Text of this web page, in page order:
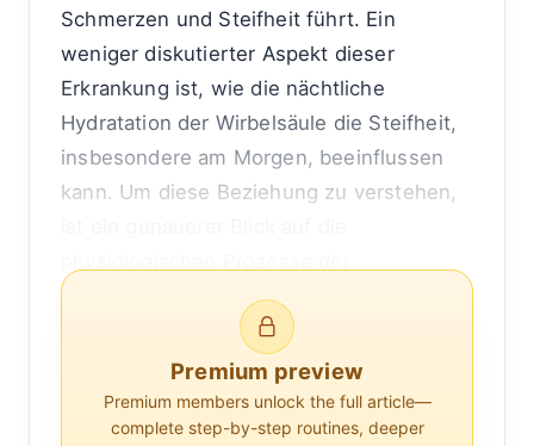
Schmerzen und Steifheit führt. Ein
weniger diskutierter Aspekt dieser
Erkrankung ist, wie die nächtliche
Hydratation der Wirbelsäule die Steifheit,
insbesondere am Morgen, beeinflussen
kann. Um diese Beziehung zu verstehen,
Wirbelsäulenhydration und die
Pathophysiologie der ankylosierenden
Spondylitis erforderlich.
Die Rolle der Wirbelsäulenhydration
Premium preview
Premium members unlock the full article—
complete step-by-step routines, deeper